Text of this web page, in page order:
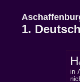
1.
H
in